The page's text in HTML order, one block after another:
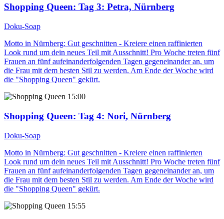
Shopping Queen: Tag 3: Petra, Nürnberg
Doku-Soap
Motto in Nürnberg: Gut geschnitten - Kreiere einen raffinierten
Look rund um dein neues Teil mit Ausschnitt! Pro Woche treten fünf
Frauen an fünf aufeinanderfolgenden Tagen gegeneinander an, um
die Frau mit dem besten Stil zu werden. Am Ende der Woche wird
die "Shopping Queen" gekürt.
15:00
Shopping Queen: Tag 4: Nori, Nürnberg
Doku-Soap
Motto in Nürnberg: Gut geschnitten - Kreiere einen raffinierten
Look rund um dein neues Teil mit Ausschnitt! Pro Woche treten fünf
Frauen an fünf aufeinanderfolgenden Tagen gegeneinander an, um
die Frau mit dem besten Stil zu werden. Am Ende der Woche wird
die "Shopping Queen" gekürt.
15:55